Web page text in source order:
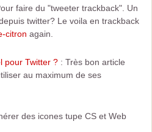
faire du "tweeter trackback". Un
twitter? Le voila en trackback
citron again.
pour Twitter ? : Très bon article
au maximum de ses
des icones tupe CS et Web